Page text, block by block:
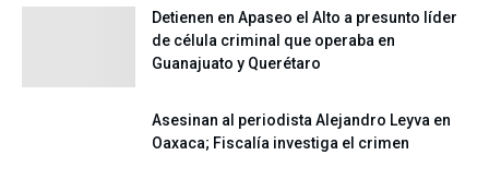
Detienen en Apaseo el Alto a presunto líder
de célula criminal que operaba en
Guanajuato y Querétaro
Asesinan al periodista Alejandro Leyva en
Oaxaca; Fiscalía investiga el crimen